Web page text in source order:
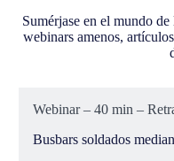
Sumérjase en el mundo
webinars amenos,
Webinar – 40 min –
Busbars soldados